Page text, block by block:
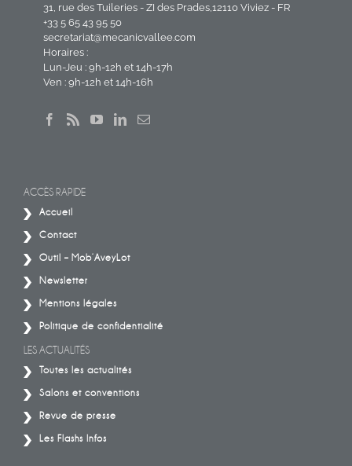
31, rue des Tuileries - ZI des Prades,12110 Viviez - FR
+33 5 65 43 95 50
secretariat@mecanicvallee.com
Horaires :
Lun-Jeu : 9h-12h et 14h-17h
Ven : 9h-12h et 14h-16h
ACCÈS RAPIDE
Accueil
Contact
Outil – Mob’AveyLot
Newsletter
Mentions légales
Politique de confidentialité
LES ACTUALITÉS
Toutes les actualités
Salons et conventions
Revue de presse
Les Flashs Infos